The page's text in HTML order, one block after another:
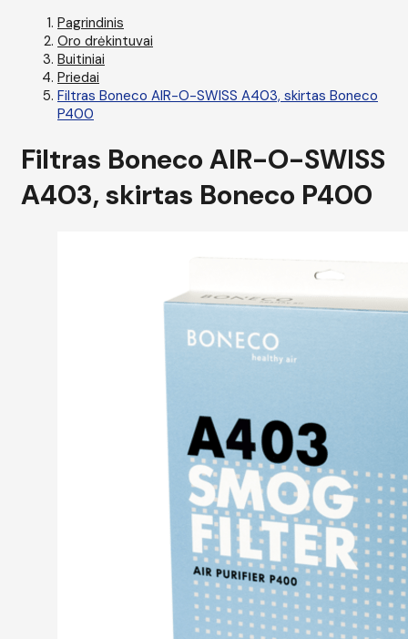
Pagrindinis
Oro drėkintuvai
Buitiniai
Priedai
Filtras Boneco AIR-O-SWISS A403, skirtas Boneco
P400
Filtras Boneco AIR-O-SWISS
A403, skirtas Boneco P400